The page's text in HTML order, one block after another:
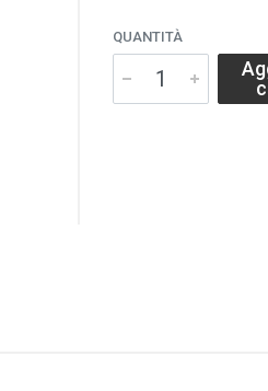
QUANTITÀ